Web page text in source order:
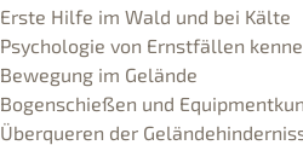
Erste Hilfe im Wald und bei Kälte
Psychologie von Ernstfällen
Bewegung im Gelände
Bogenschießen und
Überqueren der